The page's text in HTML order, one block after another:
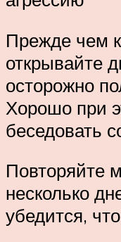
Прежде чем
открывайте
осторожно
Хорошо при
беседовать
Повторяйте
несколько
убедится,